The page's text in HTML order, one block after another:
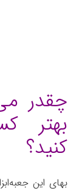
چقدر
بهتر
کنید؟
بهای این